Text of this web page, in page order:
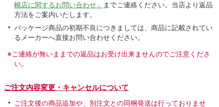
幌店に関するお問い合わせ」
までご連絡ください。当店より返品
方法をご案内いたします。
パッケージ商品の初期不良につきましては、商品に記載されてい
るメーカーへ直接お問い合わせください。
※ご連絡が無いままでの返品はお受け出来ませんのでご注意くださ
い。
ご注文内容変更・キャンセルについて
ご注文後の商品追加や、別注文との同梱発送は行っておりませ